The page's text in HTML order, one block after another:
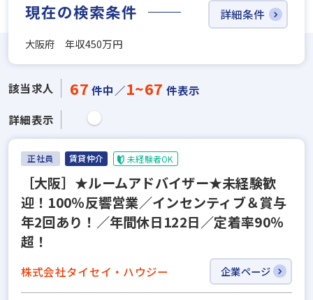
現在の検索条件
大阪府 年収450万円
詳細条件
該当求人 67 件中／1~67 件表示
詳細表示
正社員 賃貸仲介 未経験者OK
［大阪］★ルームアドバイザー★未経験歓
迎！100％反響営業／インセンティブ＆賞与
年2回あり！／年間休日122日／定着率90％
超！
株式会社タイセイ・ハウジー 企業ページ